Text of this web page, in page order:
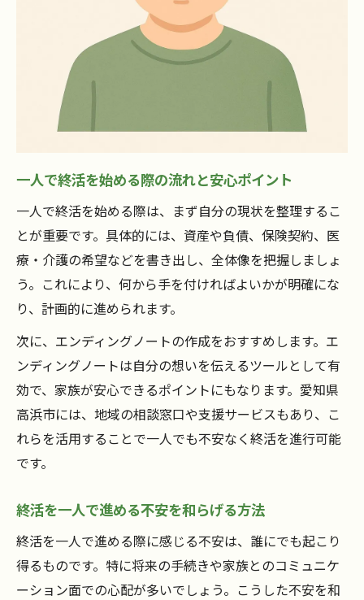
一人で終活を始める際の流れと安心ポイント
一人で終活を始める際は、まず自分の現状を整理するこ
とが重要です。具体的には、資産や負債、保険契約、医
療・介護の希望などを書き出し、全体像を把握しましょ
う。これにより、何から手を付ければよいかが明確にな
り、計画的に進められます。
次に、エンディングノートの作成をおすすめします。エ
ンディングノートは自分の想いを伝えるツールとして有
効で、家族が安心できるポイントにもなります。愛知県
高浜市には、地域の相談窓口や支援サービスもあり、こ
れらを活用することで一人でも不安なく終活を進行可能
です。
終活を一人で進める不安を和らげる方法
終活を一人で進める際に感じる不安は、誰にでも起こり
得るものです。特に将来の手続きや家族とのコミュニケ
ーション面での心配が多いでしょう。こうした不安を和